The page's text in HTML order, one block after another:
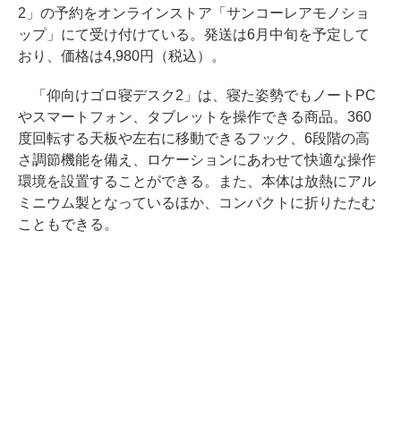
2」の予約をオンラインストア「サンコーレアモノショ
ップ」にて受け付けている。発送は6月中旬を予定して
おり、価格は4,980円（税込）。
「仰向けゴロ寝デスク2」は、寝た姿勢でもノートPC
やスマートフォン、タブレットを操作できる商品。360
度回転する天板や左右に移動できるフック、6段階の高
さ調節機能を備え、ロケーションにあわせて快適な操作
環境を設置することができる。また、本体は放熱にアル
ミニウム製となっているほか、コンパクトに折りたたむ
こともできる。